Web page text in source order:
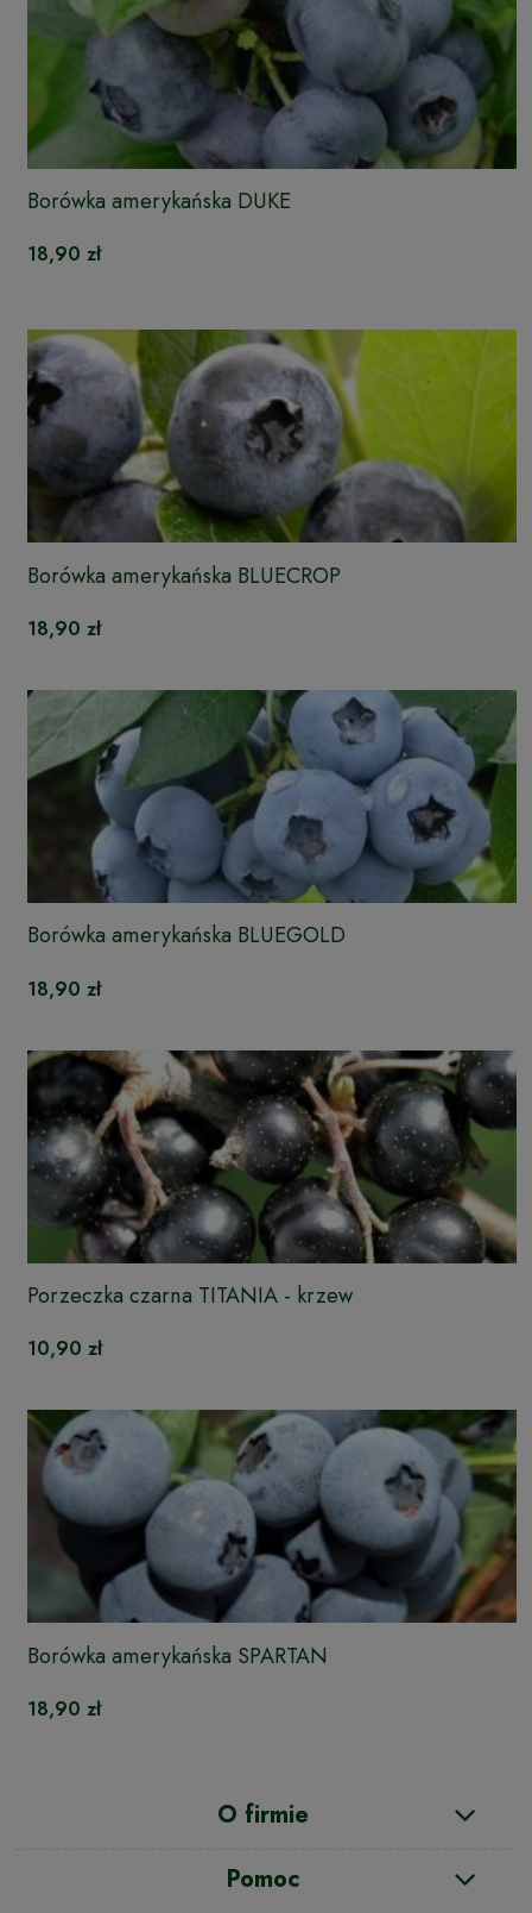
Borówka amerykańska DUKE
18,90 zł
Borówka amerykańska BLUECROP
18,90 zł
Borówka amerykańska BLUEGOLD
18,90 zł
Porzeczka czarna TITANIA - krzew
10,90 zł
Borówka amerykańska SPARTAN
18,90 zł
O firmie
Pomoc